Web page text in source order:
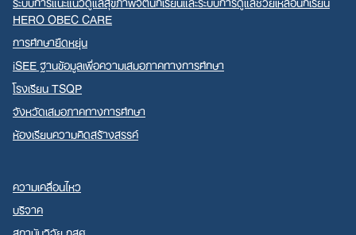
HERO OBEC CARE
การศึกษายืดหยุ่น
iSEE ฐานข้อมูลเพื่อความเสมอภาคทางการศึกษา
โรงเรียน TSQP
จังหวัดเสมอภาคทางการศึกษา
ห้องเรียนความคิดสร้างสรรค์
ความเคลื่อนไหว
บริจาค